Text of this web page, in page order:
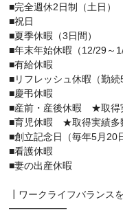
■完全週休2日制（土日）
■祝日
■夏季休暇（3日間）
■年末年始休暇（12/29～1/
■有給休暇
■リフレッシュ休暇（勤続
■慶弔休暇
■産前・産後休暇 ★取得
■育児休暇 ★取得実績多
■創立記念日（毎年5月20
■看護休暇
■妻の出産休暇
┃ワークライフバランス
━━━━━━